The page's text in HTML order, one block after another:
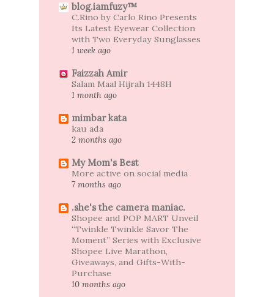
blog.iamfuzy™
C.Rino by Carlo Rino Presents
Its Latest Eyewear Collection
with Two Everyday Sunglasses
1 week ago
Faizzah Amir
Salam Maal Hijrah 1448H
1 month ago
mimbar kata
kau ada
2 months ago
My Mom's Best
More active on social media
7 months ago
.she's the camera maniac.
Shopee and POP MART Unveil
“Twinkle Twinkle Savor The
Moment” Series with Exclusive
Shopee Live Marathon,
Giveaways, and Gifts-With-
Purchase
10 months ago